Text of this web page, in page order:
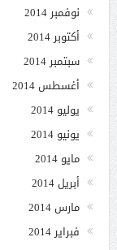
نوفمبر 2014
أكتوبر 2014
سبتمبر 2014
أغسطس 2014
يوليو 2014
يونيو 2014
مايو 2014
أبريل 2014
مارس 2014
فبراير 2014